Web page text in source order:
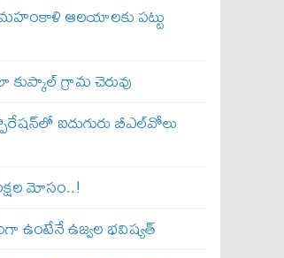
ఆలయాలకు పట్టు
కుప్కాల్ గ్రామ చెరువు
ఐదుగురు బీఎల్‌వోలు
మోసం..!
ఉంటేనే ఉజ్వల భవిష్యత్‌